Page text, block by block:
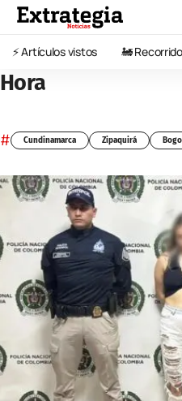
⚡️ Artículos vistos 🚂
Hora
# Cundinamarca Zipaquirá